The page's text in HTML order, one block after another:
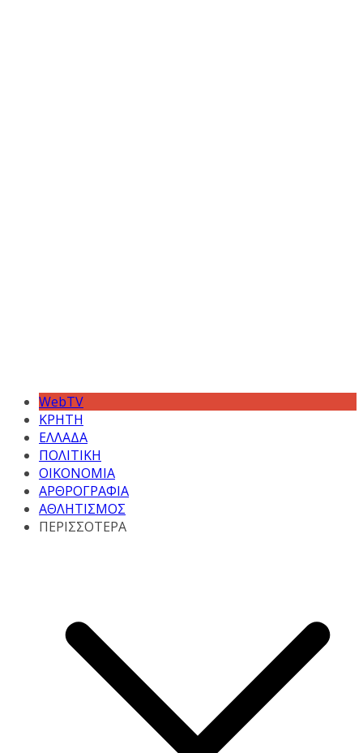
WebTV
ΚΡΗΤΗ
ΕΛΛΑΔΑ
ΠΟΛΙΤΙΚΗ
ΟΙΚΟΝΟΜΙΑ
ΑΡΘΡΟΓΡΑΦΙΑ
ΑΘΛΗΤΙΣΜΟΣ
ΠΕΡΙΣΣΟΤΕΡΑ